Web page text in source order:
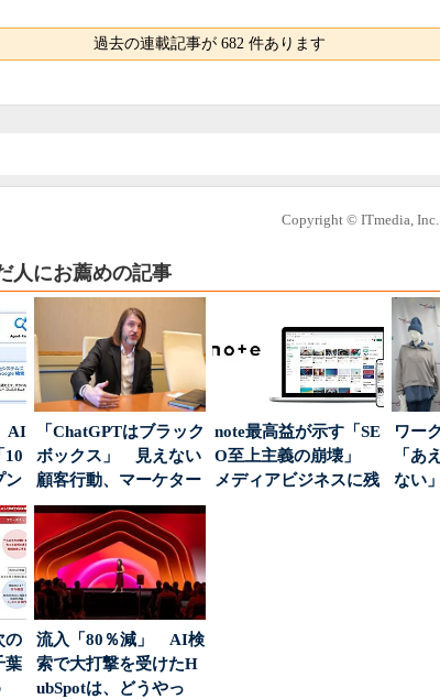
過去の連載記事が 682 件あります
Copyright © ITmedia,
人にお薦めの記事
AI
10
ン
「ChatGPTはブラック
ボックス」 見えない
顧客行動、マーケター
に残された打ち...
note最高益が示す「SE
O至上主義の崩壊」
メディアビジネスに残
ワー
「あ
ない
の
葉
流入「80％減」 AI検
索で大打撃を受けたH
ubSpotは、どうやっ